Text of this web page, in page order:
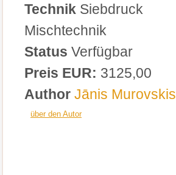
Technik Siebdruck
Mischtechnik
Status Verfügbar
Preis EUR: 3125,00
Author Jānis Murovskis
über den Autor